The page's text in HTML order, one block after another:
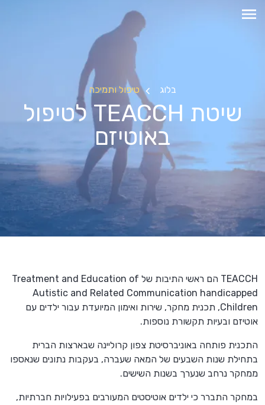
בלוג טיפול ותמיכה
שיטת TEACCH לטיפול
באוטיזם
TEACCH הם ראשי התיבות של Treatment and Education of
Autistic and Related Communication handicapped
Children, תכנית מחקר, שירות ואימון המיועדת עבור ילדים עם
אוטיזם ובעיות תקשורת נוספות.
התכנית פותחה באוניברסיטת צפון קרוליינה שבארצות הברית
בתחילת שנות השבעים של המאה שעברה, בעקבות נתונים שנאספו
ממחקר נרחב שנערך בשנות השישים.
במחקר התברר כי ילדים אוטיסטים המעורבים בפעילויות חברתיות,